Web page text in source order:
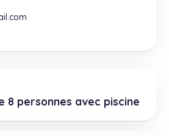
8 personnes avec piscine